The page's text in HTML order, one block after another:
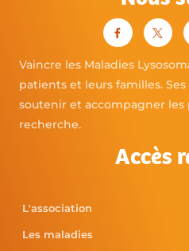
Vaincre les Maladies
patients et leurs familles.
soutenir et accompagner
recherche.
Accès
L'association
Les maladies